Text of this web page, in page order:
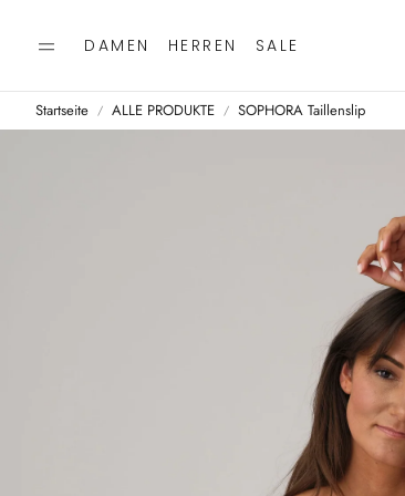
DAMEN HERREN SALE
Startseite ALLE PRODUKTE SOPHORA Taillenslip